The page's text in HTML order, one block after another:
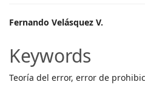
Main
Article
Content
Fernando Velásquez V.
Keywords
Teoría del error, error de